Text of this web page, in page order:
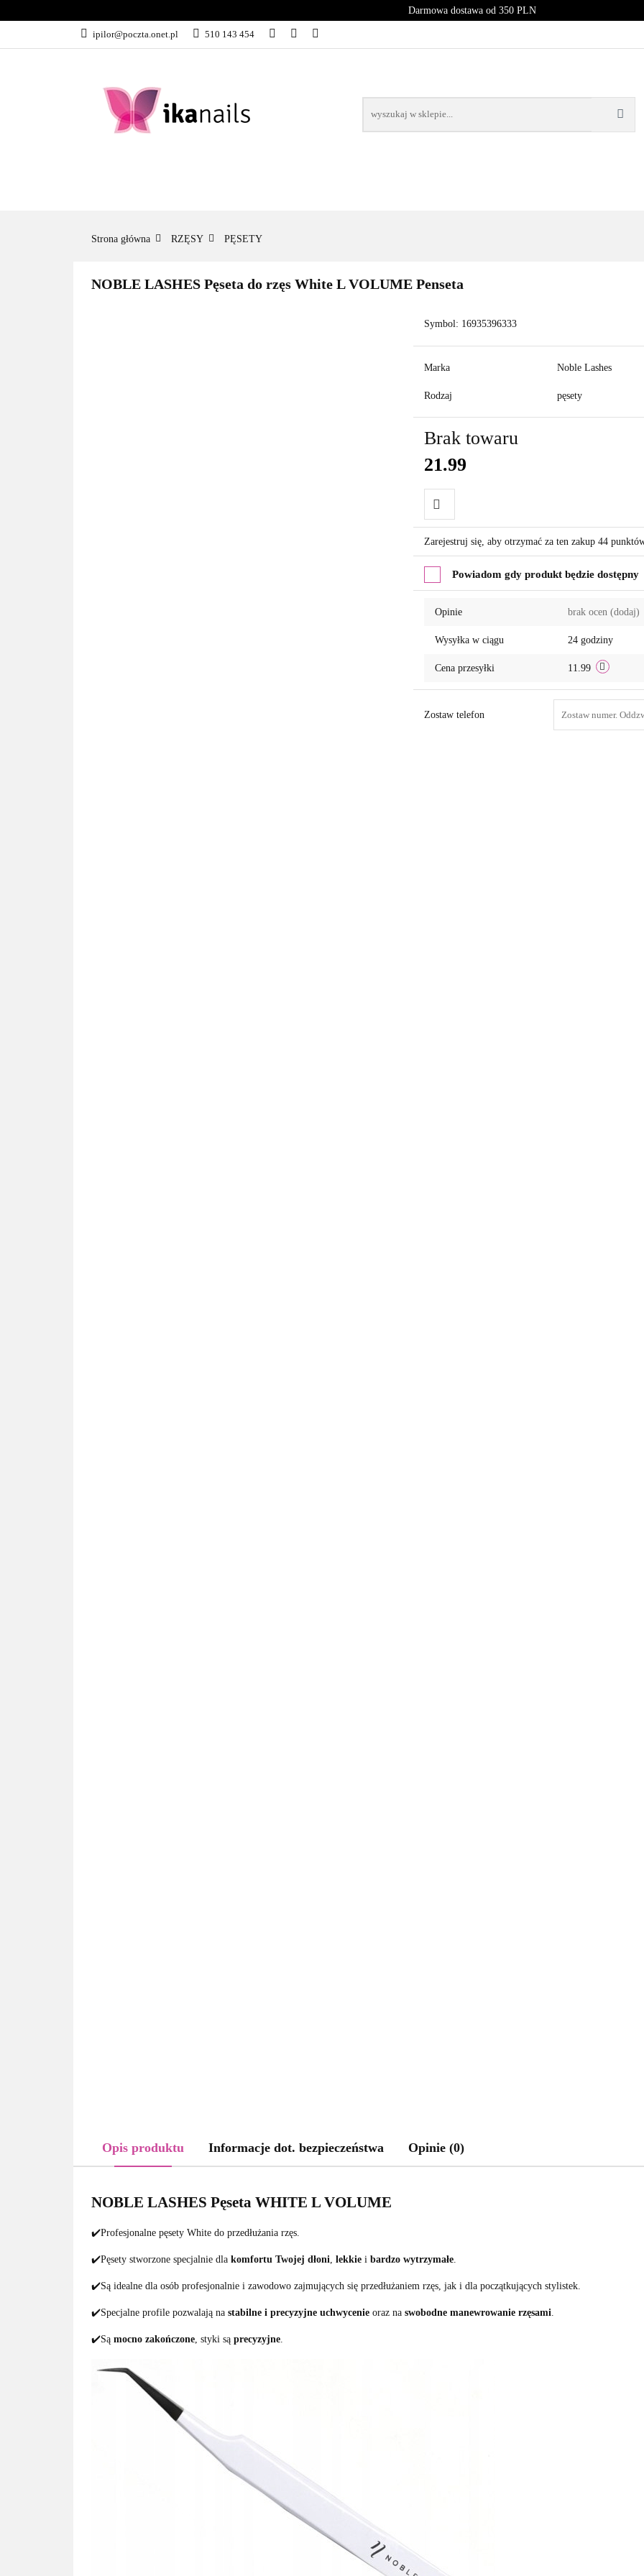
Darmowa dostawa od 350 PLN
ipilor@poczta.onet.pl 510 143 454KATEGORIE
Strona główna RZĘSY PĘSETY
NOBLE LASHES Pęseta do rzęs White L VOLUME Penseta
Symbol: 16935396333
Marka Noble Lashes
Rodzaj pęsety
Brak towaru
21.99
Do
przechowalni
Zarejestruj się, aby otrzymać za ten zakup 44
Powiadom gdy produkt będzie dostępny
Opinie brak ocen (dodaj)
Wysyłka w ciągu 24 godziny
Cena przesyłki 11.99
Zostaw telefon
Opis produktu Informacje dot. bezpieczeństwa Opinie (0)
NOBLE LASHES Pęseta WHITE L VOLUME
✔️Profesjonalne pęsety White do przedłużania rzęs.
✔️Pęsety stworzone specjalnie dla komfortu Twojej dłoni lekkie i bardzo wytrzymałe
✔️Są idealne dla osób profesjonalnie i zawodowo zajmujących się przedłużaniem rzęs, jak i dla początkujących stylistek.
✔️Specjalne profile pozwalają na stabilne i precyzyjne uchwycenie oraz na swobodne manewrowanie rzęsami
✔️Są mocno zakończone , styki są precyzyjne